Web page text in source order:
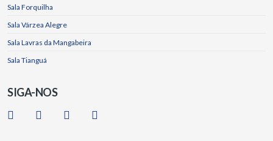
Sala Forquilha
Sala Várzea Alegre
Sala Lavras da Mangabeira
Sala Tianguá
SIGA-NOS